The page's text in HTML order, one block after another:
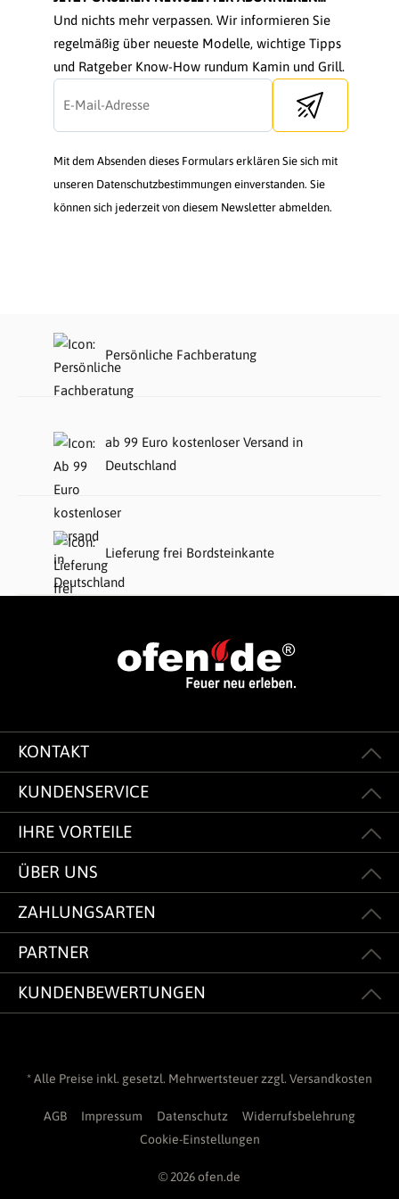
Und nichts mehr verpassen. Wir informieren Sie
regelmäßig über neueste Modelle, wichtige Tipps
und Ratgeber Know-How rundum Kamin und Grill.
Send newsletter
Mit dem Absenden dieses Formulars erklären Sie sich mit
unseren Datenschutzbestimmungen einverstanden. Sie
können sich jederzeit von diesem Newsletter abmelden.
Persönliche Fachberatung
ab 99 Euro kostenloser Versand in
Deutschland
Lieferung frei Bordsteinkante
KONTAKT
KUNDENSERVICE
IHRE VORTEILE
ÜBER UNS
ZAHLUNGSARTEN
PARTNER
KUNDENBEWERTUNGEN
* Alle Preise inkl. gesetzl. Mehrwertsteuer zzgl. Versandkosten
AGB Impressum Datenschutz
Widerrufsbelehrung
Cookie-Einstellungen
© 2026 ofen.de